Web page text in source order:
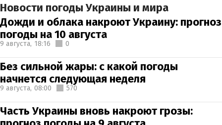
Новости погоды Украины и мира
Дожди и облака накроют Украину: прогноз
погоды на 10 августа
9 августа, 18:16 0
Без сильной жары: с какой погоды
начнется следующая неделя
9 августа, 08:00 570
Часть Украины вновь накроют грозы: